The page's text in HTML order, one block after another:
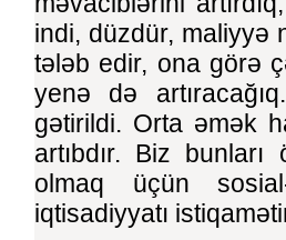
indi, düzdür, maliyyə
tələb edir, ona görə
yenə də
gətirildi. Orta əmək
artıbdır. Biz
olmaq üçün
iqtisadiyyatı